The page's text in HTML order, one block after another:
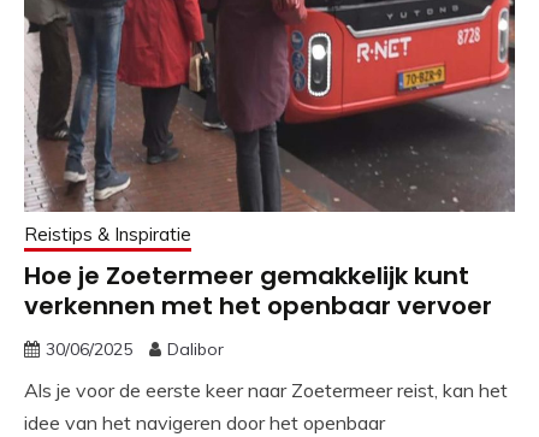
Reistips & Inspiratie
Hoe je Zoetermeer gemakkelijk kunt
verkennen met het openbaar vervoer
30/06/2025 Dalibor
Als je voor de eerste keer naar Zoetermeer reist, kan het
idee van het navigeren door het openbaar